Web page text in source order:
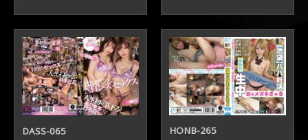
DASS-065 HONB-265